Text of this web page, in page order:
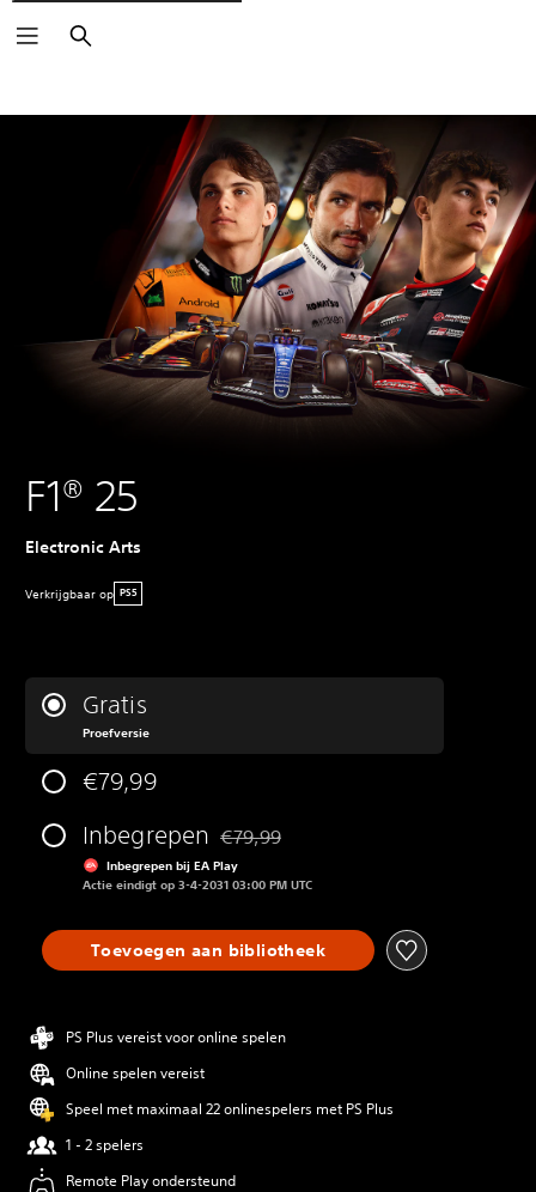
Zoeken
F1® 25
Electronic Arts
Verkrijgbaar op PS5
Gratis
Proefversie
€79,99
Inbegrepen Korting ten opzichte van de
€79,99
Inbegrepen bij EA Play
Actie eindigt op 3-4-2031 03:00 PM UTC
Toevoegen aan bibliotheek
PS Plus vereist voor online spelen
Online spelen vereist
Speel met maximaal 22 onlinespelers met PS Plus
1 - 2 spelers
Remote Play ondersteund